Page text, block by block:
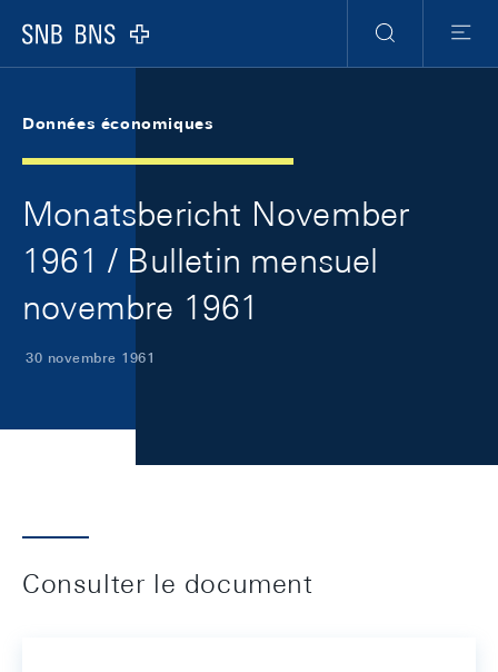
Logo
RechercheMenu
Données économiques
Monatsbericht November
1961 / Bulletin mensuel
novembre 1961
30 novembre 1961
Consulter le document